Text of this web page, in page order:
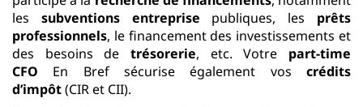
les subventions entreprise publiques, les prêts
professionnels, le financement des investissements et
des besoins de trésorerie, etc. Votre part-time
CFO En Bref sécurise également vos crédits
d’impôt(CIR et CII).